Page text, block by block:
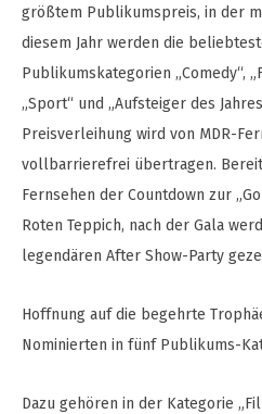
größtem Publikumspreis, in der
diesem Jahr werden die
Publikumskategorien „Comedy“,
„Sport“ und „Aufsteiger des
Preisverleihung wird von MDR-
vollbarrierefrei übertragen.
Fernsehen der Countdown zur
Roten Teppich, nach der Gala
legendären After Show-Party
Hoffnung auf die begehrte
Nominierten in fünf Publikums-
Dazu gehören in der Kategorie